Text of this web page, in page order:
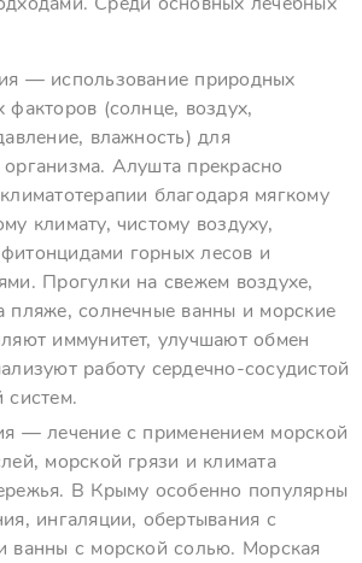
— использование природных
факторов (солнце, воздух,
влажность) для
Алушта прекрасно
благодаря мягкому
климату, чистому воздуху,
горных лесов и
Прогулки на свежем воздухе,
пляже, солнечные ванны и морские
иммунитет, улучшают обмен
работу сердечно-сосудистой
систем.
— лечение с применением морской
морской грязи и климата
В Крыму особенно популярны
ингаляции, обертывания с
ванны с морской солью. Морская